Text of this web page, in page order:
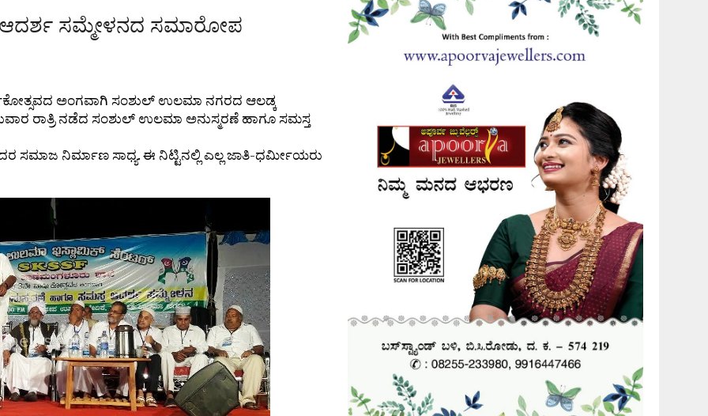
ನಾಯ್ಕ್ ಸಾಂತ್ವನ
ಸಮ್ಮೇಳನದ ಸಮಾರೋಪ
ಅಂಗವಾಗಿ ಸಂಶುಲ್ ಉಲಮಾ ನಗರದ ಆಲಡ್ಕ
ರಾತ್ರಿ ನಡೆದ ಸಂಶುಲ್ ಉಲಮಾ ಅನುಸ್ಮರಣೆ ಹಾಗೂ ಸಮಸ್ತ
ಸಮಾಜ ನಿರ್ಮಾಣ ಸಾಧ್ಯ. ಈ ನಿಟ್ಟಿನಲ್ಲಿ ಎಲ್ಲ ಜಾತಿ-ಧರ್ಮೀಯರು